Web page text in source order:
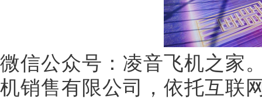
微信公众号：凌音飞机之家
机销售有限公司，依托互联